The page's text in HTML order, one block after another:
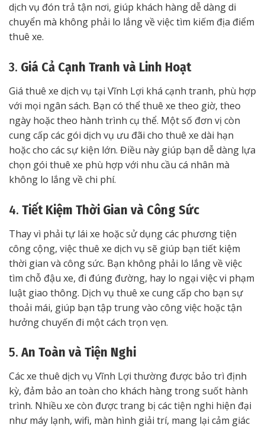
dịch vụ đón trả tận nơi, giúp khách hàng dễ dàng di
chuyển mà không phải lo lắng về việc tìm kiếm địa điểm
thuê xe.
3. Giá Cả Cạnh Tranh và Linh Hoạt
Giá thuê xe dịch vụ tại Vĩnh Lợi khá cạnh tranh, phù hợp
với mọi ngân sách. Bạn có thể thuê xe theo giờ, theo
ngày hoặc theo hành trình cụ thể. Một số đơn vị còn
cung cấp các gói dịch vụ ưu đãi cho thuê xe dài hạn
hoặc cho các sự kiện lớn. Điều này giúp bạn dễ dàng lựa
chọn gói thuê xe phù hợp với nhu cầu cá nhân mà
không lo lắng về chi phí.
4. Tiết Kiệm Thời Gian và Công Sức
Thay vì phải tự lái xe hoặc sử dụng các phương tiện
công cộng, việc thuê xe dịch vụ sẽ giúp bạn tiết kiệm
thời gian và công sức. Bạn không phải lo lắng về việc
tìm chỗ đậu xe, đi đúng đường, hay lo ngại việc vi phạm
luật giao thông. Dịch vụ thuê xe cung cấp cho bạn sự
thoải mái, giúp bạn tập trung vào công việc hoặc tận
hưởng chuyến đi một cách trọn vẹn.
5. An Toàn và Tiện Nghi
Các xe thuê dịch vụ Vĩnh Lợi thường được bảo trì định
kỳ, đảm bảo an toàn cho khách hàng trong suốt hành
trình. Nhiều xe còn được trang bị các tiện nghi hiện đại
như máy lạnh, wifi, màn hình giải trí, mang lại cảm giác